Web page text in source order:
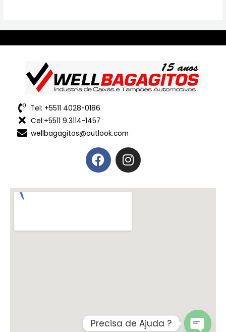
Tel: +5511 4028-0186
Cel:+5511 9.3114-1457
wellbagagitos@outlook.com
Precisa de Ajuda ?